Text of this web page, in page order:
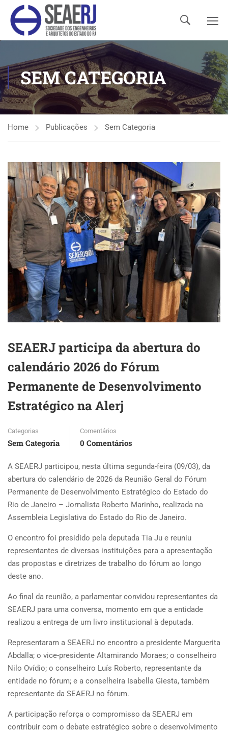
SEM CATEGORIA
Home Publicações Sem Categoria
SEAERJ participa da abertura do
calendário 2026 do Fórum
Permanente de Desenvolvimento
Estratégico na Alerj
Categorias
Sem Categoria
Comentários
0 Comentários
A SEAERJ participou, nesta última segunda-feira (09/03), da
abertura do calendário de 2026 da Reunião Geral do Fórum
Permanente de Desenvolvimento Estratégico do Estado do
Rio de Janeiro – Jornalista Roberto Marinho, realizada na
Assembleia Legislativa do Estado do Rio de Janeiro.
O encontro foi presidido pela deputada Tia Ju e reuniu
representantes de diversas instituições para a apresentação
das propostas e diretrizes de trabalho do fórum ao longo
deste ano.
Ao final da reunião, a parlamentar convidou representantes da
SEAERJ para uma conversa, momento em que a entidade
realizou a entrega de um livro institucional à deputada.
Representaram a SEAERJ no encontro a presidente Marguerita
Abdalla; o vice-presidente Altamirando Moraes; o conselheiro
Nilo Ovídio; o conselheiro Luís Roberto, representante da
entidade no fórum; e a conselheira Isabella Giesta, também
representante da SEAERJ no fórum.
A participação reforça o compromisso da SEAERJ em
contribuir com o debate estratégico sobre o desenvolvimento